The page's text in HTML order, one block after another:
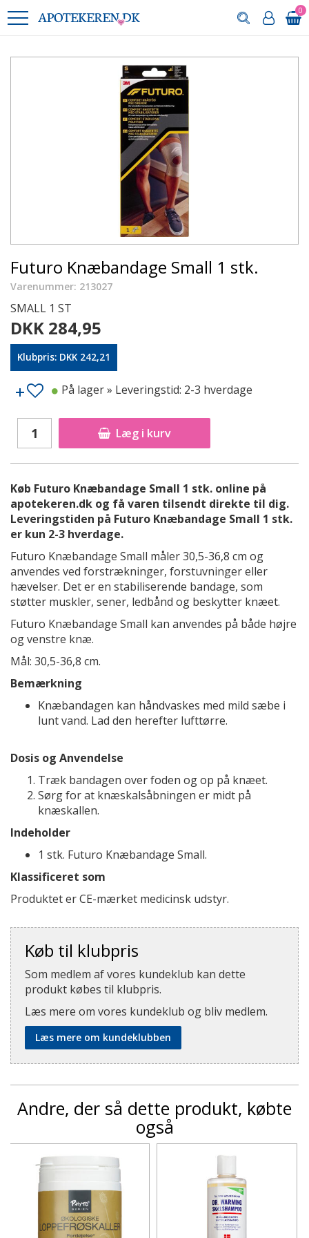
0
Futuro Knæbandage Small 1 stk.
Varenummer: 213027
SMALL 1 ST
DKK 284,95
Klubpris: DKK 242,21
Læg i kurv
På lager» Leveringstid: 2-3 hverdage
Køb Futuro Knæbandage Small 1 stk. online på
apotekeren.dk og få varen tilsendt direkte til dig.
Leveringstiden på Futuro Knæbandage Small 1 stk.
er kun 2-3 hverdage.
Futuro Knæbandage Small måler 30,5-36,8 cm og
anvendes ved forstrækninger, forstuvninger eller
hævelser. Det er en stabiliserende bandage, som
støtter muskler, sener, ledbånd og beskytter knæet.
Futuro Knæbandage Small kan anvendes på både højre
og venstre knæ.
Mål: 30,5-36,8 cm.
Bemærkning
Knæbandagen kan håndvaskes med mild sæbe i
lunt vand. Lad den herefter lufttørre.
Dosis og Anvendelse
Træk bandagen over foden og op på knæet.
Sørg for at knæskalsåbningen er midt på
knæskallen.
Indeholder
1 stk. Futuro Knæbandage Small.
Klassificeret som
Produktet er CE-mærket medicinsk udstyr.
Køb til klubpris
Som medlem af vores kundeklub kan dette
produkt købes til klubpris.
Læs mere om vores kundeklub og bliv medlem.
Læs mere om kundeklubben
Andre, der så dette produkt, købte
også